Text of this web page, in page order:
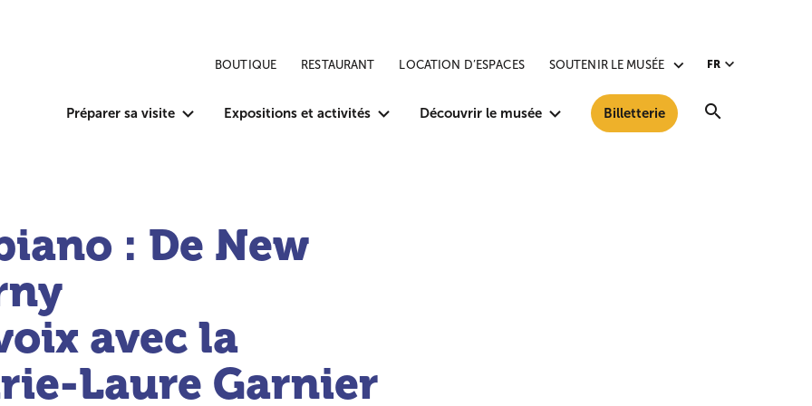
Préparer sa visite Expositions et activités Découvrir le musée Billetterie
BOUTIQUE RESTAURANT LOCATION D’ESPACES SOUTENIR LE MUSÉE FR
: De New
avec la
Laure Garnier